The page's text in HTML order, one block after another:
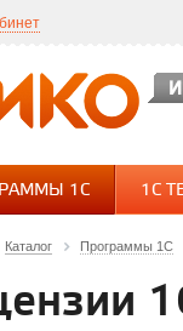
1С 1С
Каталог Программы 1С